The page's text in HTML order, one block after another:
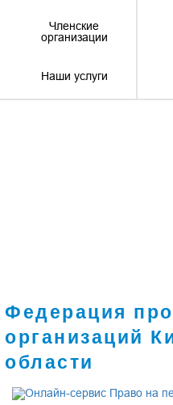
Членские
организации
Наши услуги
Федерация
организаций
области